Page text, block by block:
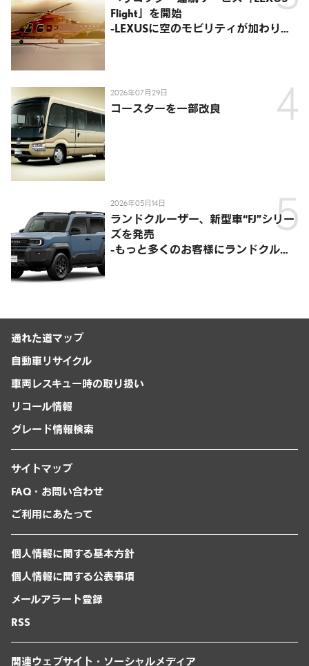
Flight」を開始
-LEXUSに空のモビリティが加わり、
2026年07月29日
コースターを一部改良
2026年05月14日
ランドクルーザー、新型車“FJ”シリー
ズを発売
-もっと多くのお客様にランドクルー
通れた道マップ
自動車リサイクル
車両レスキュー時の取り扱い
リコール情報
グレード情報検索
サイトマップ
FAQ・お問い合わせ
ご利用にあたって
個人情報に関する基本方針
個人情報に関する公表事項
メールアラート登録
RSS
関連ウェブサイト・ソーシャルメディア